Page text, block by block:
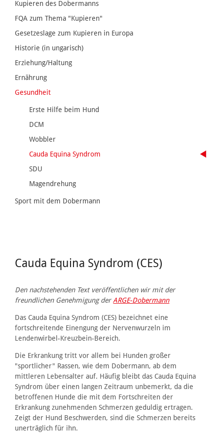
Kupieren des Dobermanns
FQA zum Thema "Kupieren"
Gesetzeslage zum Kupieren in Europa
Historie (in ungarisch)
Erziehung/Haltung
Ernährung
Gesundheit
Erste Hilfe beim Hund
DCM
Wobbler
Cauda Equina Syndrom
SDU
Magendrehung
Sport mit dem Dobermann
Cauda Equina Syndrom (CES)
Den nachstehenden Text veröffentlichen wir mit der
freundlichen Genehmigung derARGE-Dobermann
Das Cauda Equina Syndrom (CES) bezeichnet eine
fortschreitende Einengung der Nervenwurzeln im
Lendenwirbel-Kreuzbein-Bereich.
Die Erkrankung tritt vor allem bei Hunden großer
"sportlicher" Rassen, wie dem Dobermann, ab dem
mittleren Lebensalter auf. Häufig bleibt das Cauda Equina
Syndrom über einen langen Zeitraum unbemerkt, da die
betroffenen Hunde die mit dem Fortschreiten der
Erkrankung zunehmenden Schmerzen geduldig ertragen.
Zeigt der Hund Beschwerden, sind die Schmerzen bereits
unerträglich für ihn.